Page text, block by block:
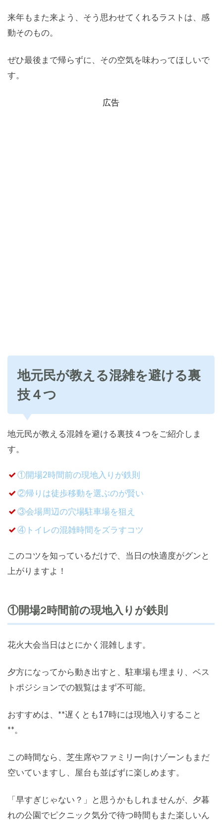
来年もまた来よう、そう思わせてくれるラストは、感
動そのもの。
ぜひ最後まで帰らずに、その空気を味わってほしいで
す。
広告
地元民が教える混雑を避ける裏
技４つ
地元民が教える混雑を避ける裏技４つをご紹介しま
す。
①開場2時間前の現地入りが鉄則
②帰りは徒歩移動を選ぶのが賢い
③会場周辺の穴場駐車場を狙え
④トイレの混雑時間をズラすコツ
このコツを知っているだけで、当日の快適度がグンと
上がりますよ！
①開場2時間前の現地入りが鉄則
花火大会当日はとにかく混雑します。
夕方になってから動き出すと、駐車場も埋まり、ベス
トポジションでの観覧はまず不可能。
おすすめは、**遅くとも17時には現地入りすること
**。
この時間なら、芝生席やファミリー向けゾーンもまだ
空いていますし、屋台も並ばずに楽しめます。
「早すぎじゃない？」と思うかもしれませんが、夕暮
れの公園でピクニック気分で待つ時間もまた楽しいん